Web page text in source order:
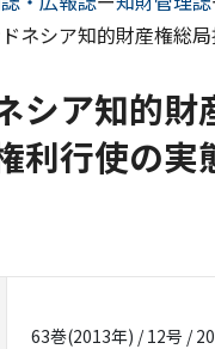
ネシア知的財産権総
シア知的財
利行使の実
63巻(2013年) / 12号 /